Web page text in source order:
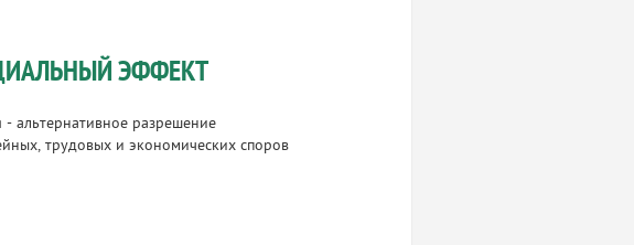
ЭФФЕКТ
- альтернативное разрешение
трудовых и экономических споров